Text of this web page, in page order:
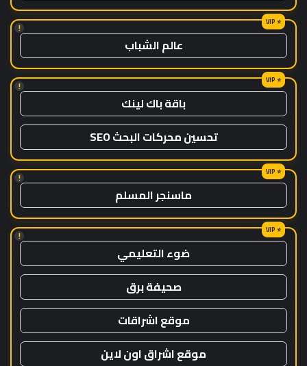
!
عالم الشباب
!
باقة باك لينك
تحسين محركات البحث SEO
!
ماسنجر المسلم
!
ضوء التعليمي
صحيفة برق
موقع اشراقات
موقع اشراق اون لاين